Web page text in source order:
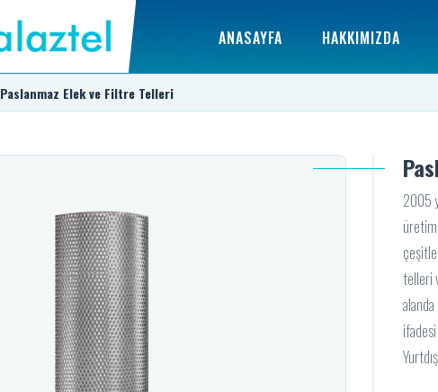
ANASAYFA HAKKIMIZDA
Paslanmaz Elek ve Filtre Telleri
2005
telleri